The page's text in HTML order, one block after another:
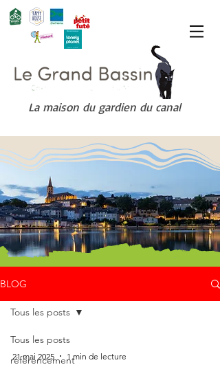
La maison du gardien du canal
BLOG
Tous les posts
référencement
Tous les posts
21 mai 2025 1 min de lecture